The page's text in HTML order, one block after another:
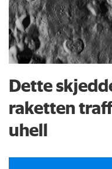
Dette
raketten
uhell